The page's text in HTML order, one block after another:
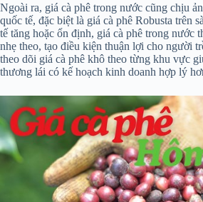
Ngoài ra, giá cà phê trong nước cũng chịu
quốc tế, đặc biệt là giá cà phê Robusta trên
tế tăng hoặc ổn định, giá cà phê trong nước
nhẹ theo, tạo điều kiện thuận lợi cho người
theo dõi giá cà phê khô theo từng khu vực
thương lái có kế hoạch kinh doanh hợp lý